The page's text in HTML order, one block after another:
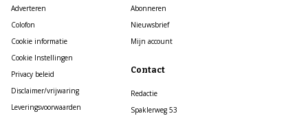
Adverteren
Colofon
Cookie informatie
Cookie Instellingen
Privacy beleid
Disclaimer/vrijwaring
Leveringsvoorwaarden
Abonneren
Nieuwsbrief
Mijn account
Contact
Redactie
Spaklerweg 53